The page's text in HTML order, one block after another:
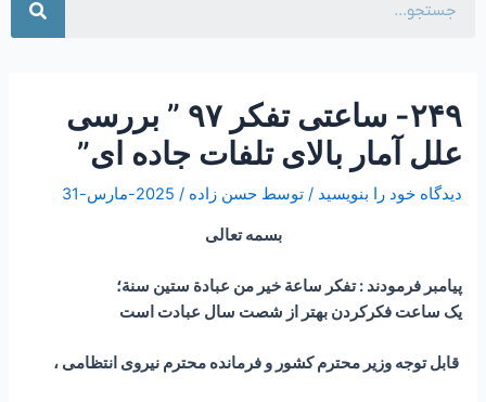
۲۴۹- ساعتی تفکر ۹۷ ” بررسی
علل آمار بالای تلفات جاده ای”
دیدگاه‌ خود را بنویسید / توسطحسن زاده/ 2025-مارس-31
بسمه تعالی
پیامبر فرمودند : تفكر ساعة خير من عبادة ستين سنة؛
یک ساعت فکرکردن بهتر از شصت سال عبادت است
قابل توجه وزیر محترم کشور و فرمانده محترم نیروی انتظامی ،